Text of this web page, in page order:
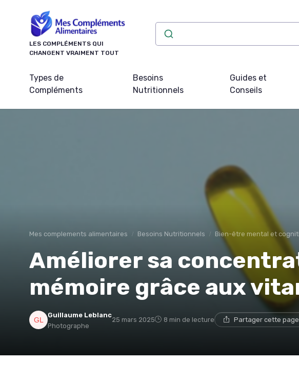
LES COMPLÉMENTS QUI
CHANGENT VRAIMENT TOUT
Types de
Compléments
Besoins
Nutritionnels
Guides et
Conseils
Mes complements alimentaires Besoins Nutritionnels Bien-être mental et
Améliorer sa
mémoire grâce aux
Guillaume Leblanc
Photographe
25 mars 2025 8 min de lecture Partager cette page